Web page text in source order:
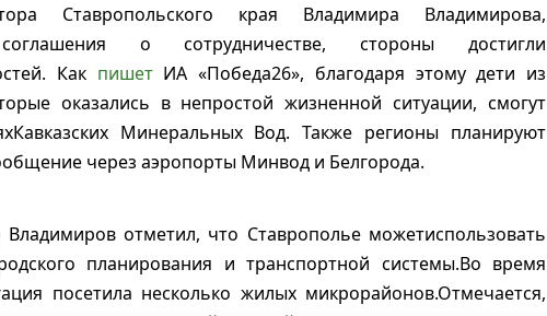
Ставропольского края Владимира Владимирова,
соглашения о сотрудничестве, стороны достигли
Как пишет ИА «Победа26», благодаря этому дети из
оказались в непростой жизненной ситуации, смогут
Минеральных Вод. Также регионы планируют
через аэропорты Минвод и Белгорода.
отметил, что Ставрополье можетиспользовать
планирования и транспортной системы.Во время
посетила несколько жилых микрорайонов.Отмечается,